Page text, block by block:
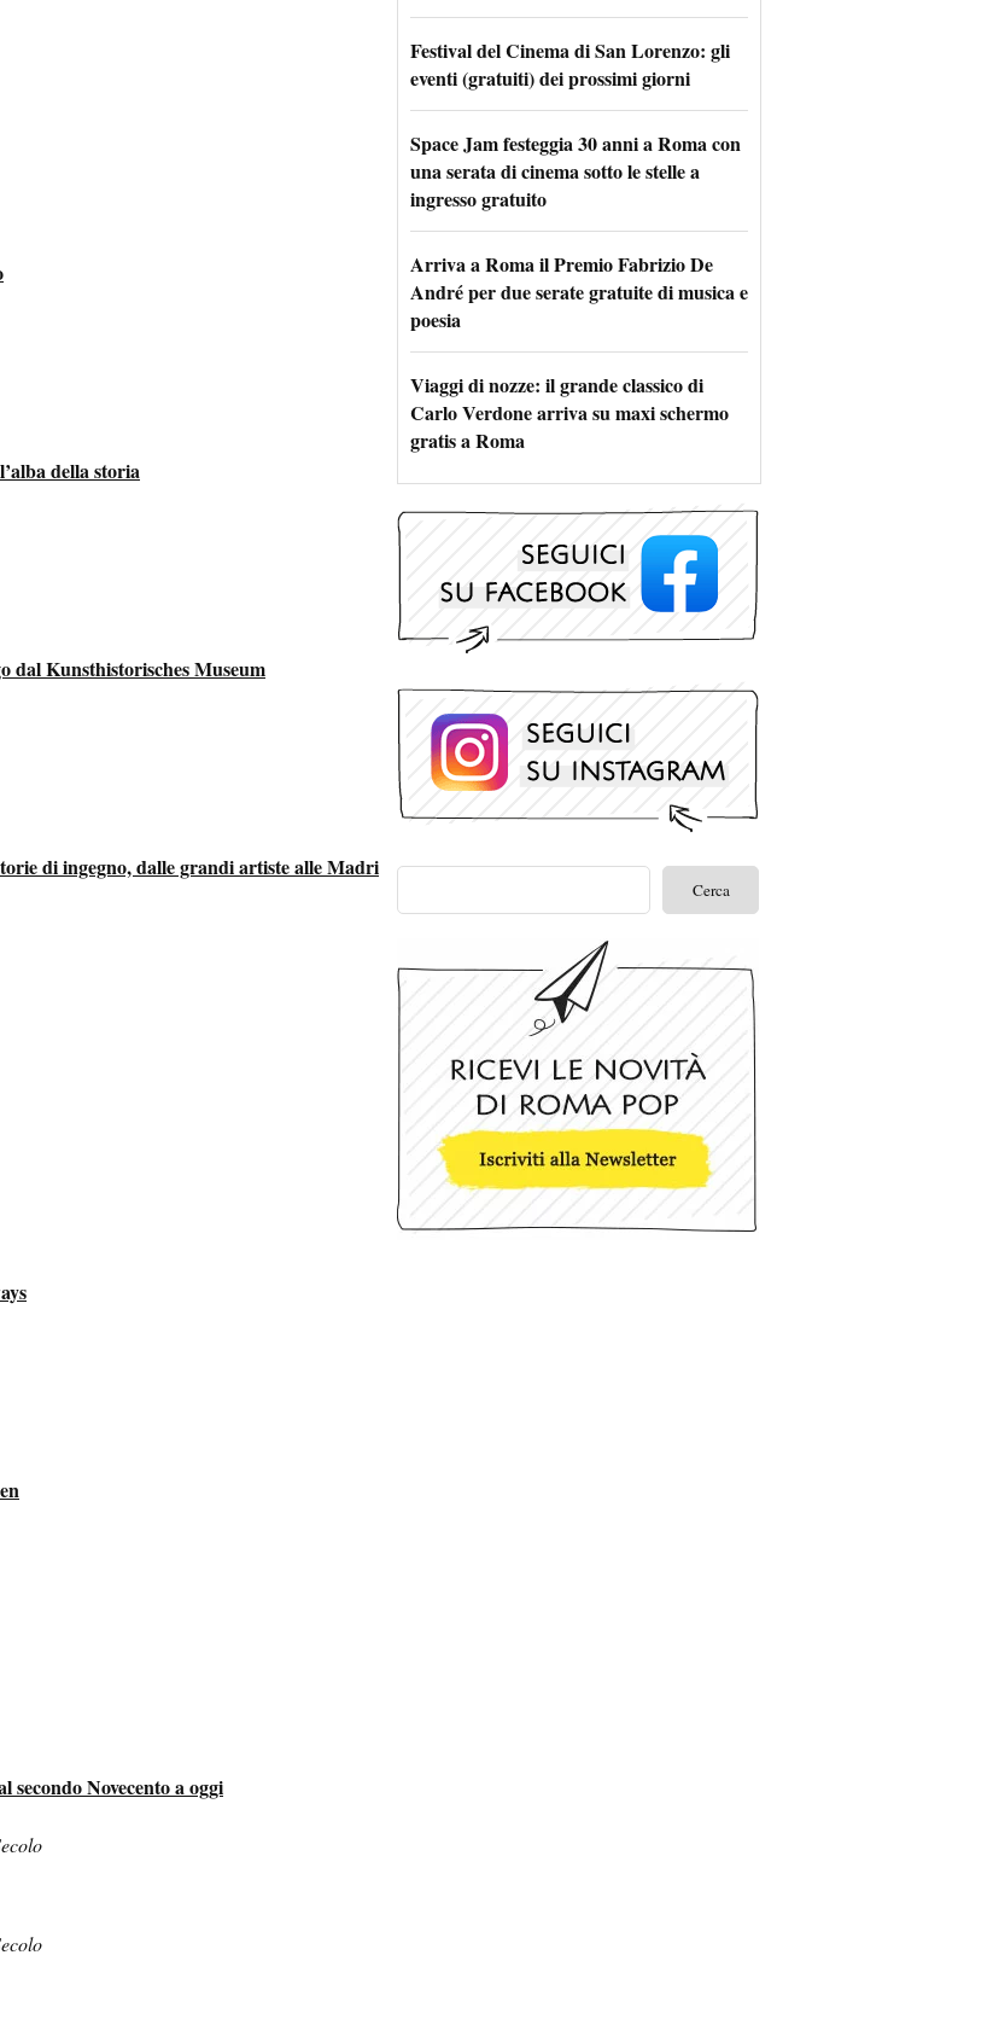
della storia
dal Kunsthistorisches Museum
di ingegno, dalle grandi artiste alle Madri
Novecento a oggi
Festival del Cinema di San Lorenzo: gli
eventi (gratuiti) dei prossimi giorni
Space Jam festeggia 30 anni a Roma con
una serata di cinema sotto le stelle a
ingresso gratuito
Arriva a Roma il Premio Fabrizio De
André per due serate gratuite di musica e
poesia
Viaggi di nozze: il grande classico di
Carlo Verdone arriva su maxi schermo
gratis a Roma